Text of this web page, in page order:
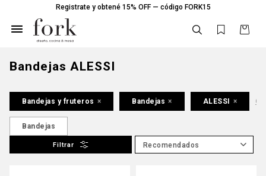
Registrate y obtené 15% OFF — código FORK15

Bandejas ALESSI
Bandejas y fruteros Bandejas ALESSI
Bandejas
Recomendados